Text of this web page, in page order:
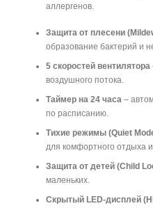
аллергенов.
Защита от плесени
образование бактерий и
5 скоростей вентилятора
воздушного потока.
Таймер на 24 часа–
по расписанию.
Тихие режимы (Quiet
для комфортного отдыха
Защита от детей (Child
маленьких.
Скрытый LED-дисплей